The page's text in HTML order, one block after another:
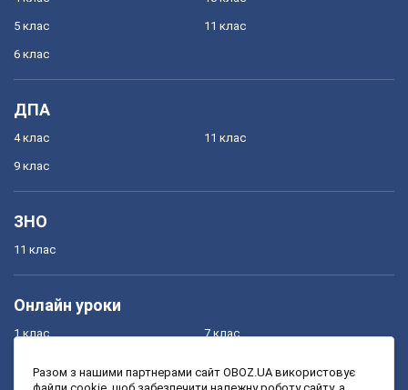
5 клас
6 клас
11 клас
ДПА
4 клас
9 клас
11 клас
ЗНО
11 клас
Онлайн уроки
1 клас 7 клас
Разом з нашими партнерами сайт OBOZ.UA використовує